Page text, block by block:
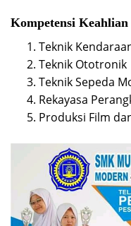
Kompetensi Keahlian
Teknik
Teknik Ototronik
Teknik Sepeda
Rekayasa
Produksi Film